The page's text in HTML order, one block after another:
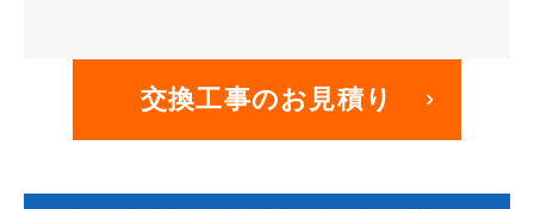
交換工事のお見積り